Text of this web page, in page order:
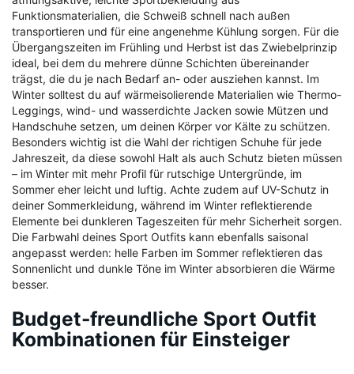
Funktionsmaterialien, die Schweiß schnell nach außen
transportieren und für eine angenehme Kühlung sorgen. Für die
Übergangszeiten im Frühling und Herbst ist das Zwiebelprinzip
ideal, bei dem du mehrere dünne Schichten übereinander
trägst, die du je nach Bedarf an- oder ausziehen kannst. Im
Winter solltest du auf wärmeisolierende Materialien wie Thermo-
Leggings, wind- und wasserdichte Jacken sowie Mützen und
Handschuhe setzen, um deinen Körper vor Kälte zu schützen.
Besonders wichtig ist die Wahl der richtigen Schuhe für jede
Jahreszeit, da diese sowohl Halt als auch Schutz bieten müssen
– im Winter mit mehr Profil für rutschige Untergründe, im
Sommer eher leicht und luftig. Achte zudem auf UV-Schutz in
deiner Sommerkleidung, während im Winter reflektierende
Elemente bei dunkleren Tageszeiten für mehr Sicherheit sorgen.
Die Farbwahl deines Sport Outfits kann ebenfalls saisonal
angepasst werden: helle Farben im Sommer reflektieren das
Sonnenlicht und dunkle Töne im Winter absorbieren die Wärme
besser.
Budget-freundliche Sport Outfit
Kombinationen für Einsteiger